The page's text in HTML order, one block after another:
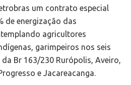
um contrato especial
de energização das
agricultores
garimpeiros nos seis
Br 163/230 Rurópolis, Aveiro,
e Jacareacanga.